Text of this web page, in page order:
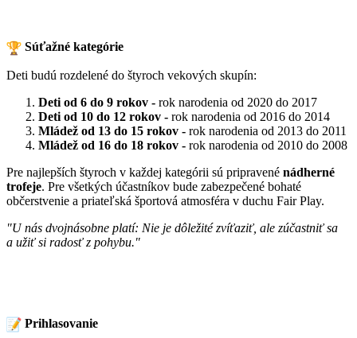
Súťažné kategórie
Deti budú rozdelené do štyroch vekových skupín:
Deti od 6 do 9 rokov - rok narodenia od 2020 do 2017
Deti od 10 do 12 rokov - rok narodenia od 2016 do 2014
Mládež od 13 do 15 rokov - rok narodenia od 2013 do 2011
Mládež od 16 do 18 rokov - rok narodenia od 2010 do 2008
Pre najlepších štyroch v každej kategórii sú pripravené nádherné
trofeje. Pre všetkých účastníkov bude zabezpečené bohaté
občerstvenie a priateľská športová atmosféra v duchu Fair Play.
"U nás dvojnásobne platí: Nie je dôležité zvíťaziť, ale zúčastniť sa
a užiť si radosť z pohybu."
Prihlasovanie